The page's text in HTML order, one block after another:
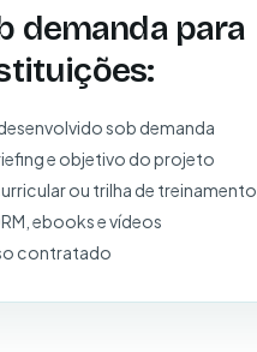
sob demanda
e objetivo do projeto
ou trilha de treinamento
ebooks e vídeos
contratado
demanda para